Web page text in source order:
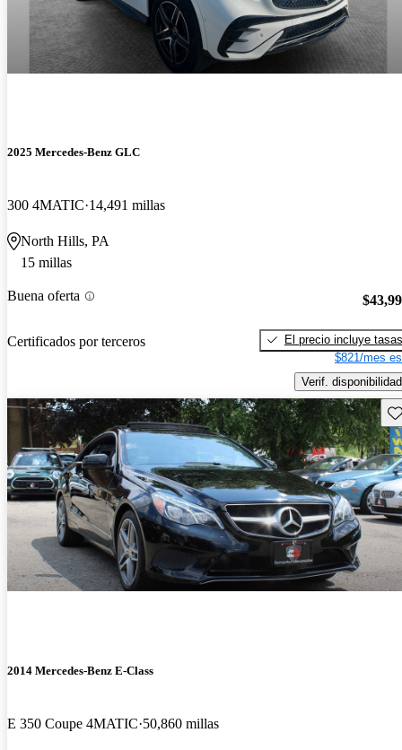
2025 Mercedes-Benz GLC
300 4MATIC 14,491 millas
North Hills, PA
15 millas
Buena oferta
Certificados por terceros
El precio incluye tasas
$821/mes
Verif. disponibilidad
2014 Mercedes-Benz E-Class
E 350 Coupe 4MATIC 50,860 millas